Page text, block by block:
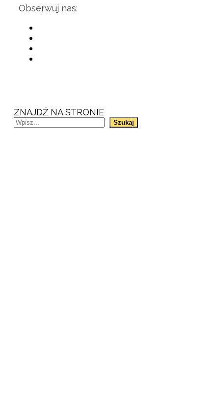
Obserwuj nas:
ZNAJDŹ NA STRONIE
Szukaj